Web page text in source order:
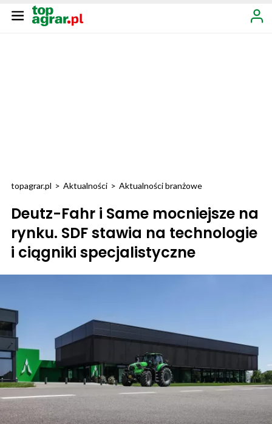
topagrar.pl > Aktualności > Aktualności branżowe
Deutz-Fahr i Same mocniejsze na
rynku. SDF stawia na technologie
i ciągniki specjalistyczne